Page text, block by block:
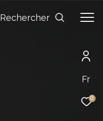
Fr
0
Rechercher